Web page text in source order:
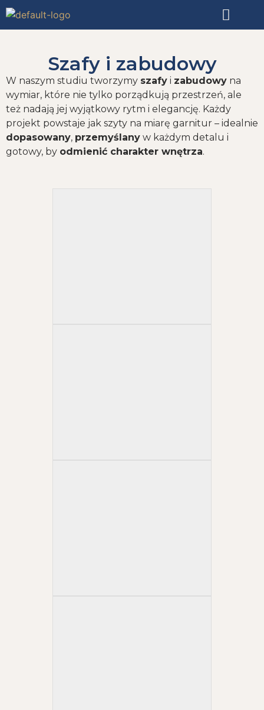
Szafy i zabudowy
W naszym studiu tworzymy szafy i zabudowy na
wymiar, które nie tylko porządkują przestrzeń, ale
też nadają jej wyjątkowy rytm i elegancję. Każdy
projekt powstaje jak szyty na miarę garnitur – idealnie
dopasowany, przemyślany w każdym detalu i
gotowy, by odmienić charakter wnętrza.